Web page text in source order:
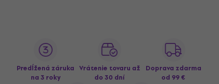
Predĺžená záruka
na 3 roky
Vrátenie tovaru až
do 30 dní
Doprava zdarma
od 99 €